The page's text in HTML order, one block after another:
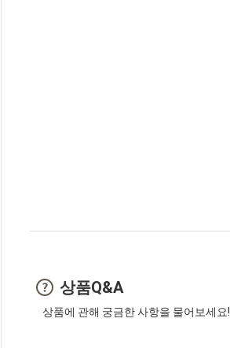
상품Q&A
상품에 관해 궁금한 사항을 물어보세요!